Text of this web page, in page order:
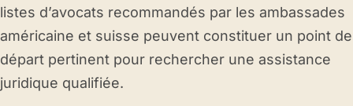
listes d’avocats recommandés par les ambassades
américaine et suisse peuvent constituer un point de
départ pertinent pour rechercher une assistance
juridique qualifiée.